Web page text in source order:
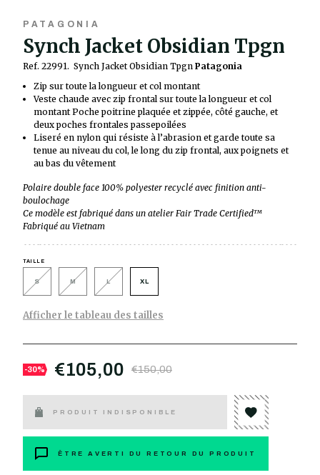
PATAGONIA
Synch Jacket Obsidian Tpgn
Ref. 22991. Synch Jacket Obsidian Tpgn Patagonia
Zip sur toute la longueur et col montant
Veste chaude avec zip frontal sur toute la longueur et col
montant Poche poitrine plaquée et zippée, côté gauche, et
deux poches frontales passepoilées
Liseré en nylon qui résiste à l’abrasion et garde toute sa
tenue au niveau du col, le long du zip frontal, aux poignets et
au bas du vêtement
Polaire double face 100% polyester recyclé avec finition anti-
boulochage
Ce modèle est fabriqué dans un atelier Fair Trade Certified™
Fabriqué au Vietnam
TAILLE
S M L XL
Afficher le tableau des tailles
-30% €105,00 €150,00
PRODUIT INDISPONIBLE
ÊTRE AVERTI DU RETOUR DU PRODUIT